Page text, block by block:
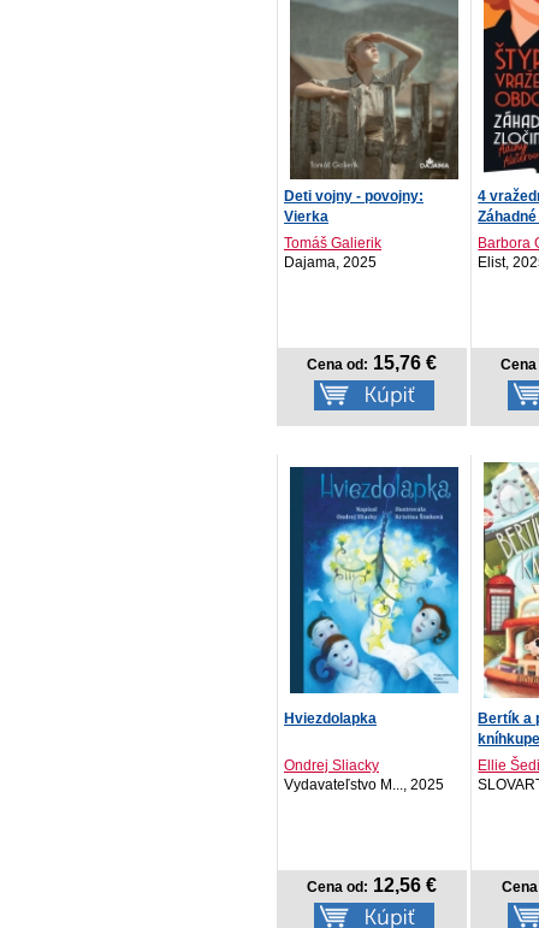
Deti vojny - povojny:
Vierka
Tomáš Galierik
Dajama, 2025
Cena od: 15,76 €
4
Barbora
Elist,
Hviezdolapka
Ondrej Sliacky
Vydavateľstvo M..., 2025
Cena od: 12,56 €
Bertík a
Ellie